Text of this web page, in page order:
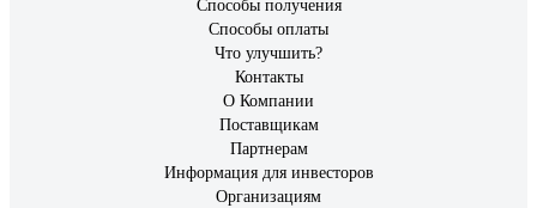
Способы получения
Способы оплаты
Что улучшить?
Контакты
О Компании
Поставщикам
Партнерам
Информация для инвесторов
Организациям